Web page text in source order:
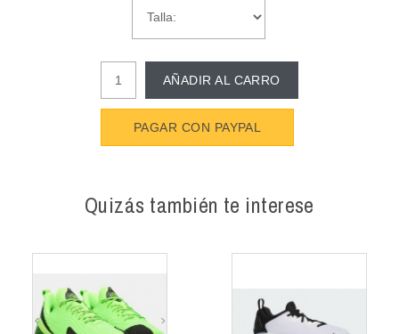
AÑADIR AL CARRO
PAGAR CON PAYPAL
Quizás también te interese